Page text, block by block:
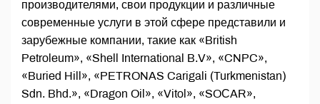
производителями, свои продукции и различные
современные услуги в этой сфере представили и
зарубежные компании, такие как «British
Petroleum», «Shell International B.V», «CNPC»,
«Buried Hill», «PETRONAS Carigali (Turkmenistan)
Sdn. Bhd.», «Dragon Oil», «Vitol», «SOСAR»,